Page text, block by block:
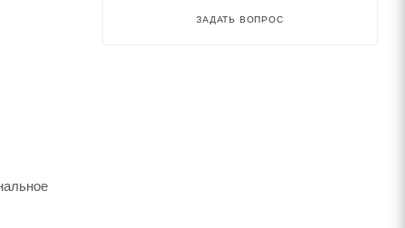
ЗАДАТЬ ВОПРОС